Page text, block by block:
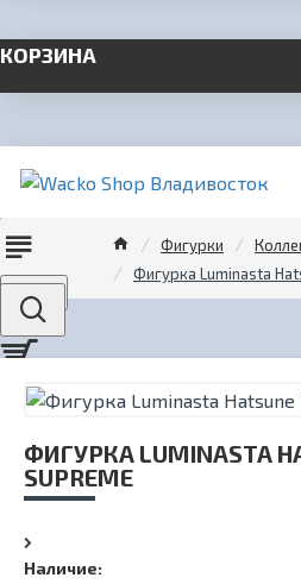
КОРЗИНА
Menu
Фигурки
Фигурка Luminasta
ФИГУРКА LUMINASTA
SUPREME
Наличие: